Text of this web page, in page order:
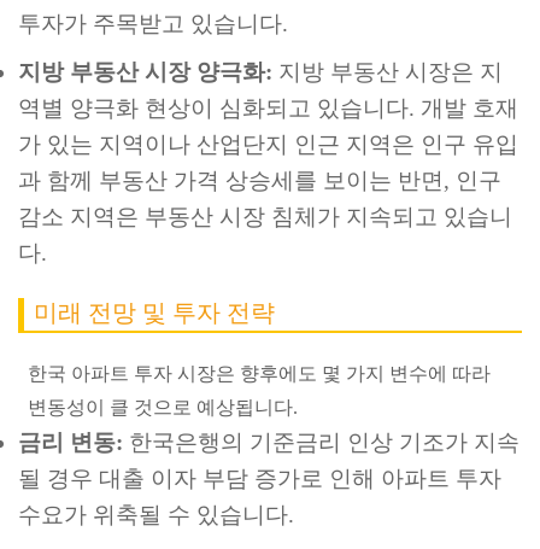
투자가 주목받고 있습니다.
지방 부동산 시장 양극화: 지방 부동산 시장은 지
역별 양극화 현상이 심화되고 있습니다. 개발 호재
가 있는 지역이나 산업단지 인근 지역은 인구 유입
과 함께 부동산 가격 상승세를 보이는 반면, 인구
감소 지역은 부동산 시장 침체가 지속되고 있습니
다.
미래 전망 및 투자 전략
한국 아파트 투자 시장은 향후에도 몇 가지 변수에 따라
변동성이 클 것으로 예상됩니다.
금리 변동: 한국은행의 기준금리 인상 기조가 지속
될 경우 대출 이자 부담 증가로 인해 아파트 투자
수요가 위축될 수 있습니다.